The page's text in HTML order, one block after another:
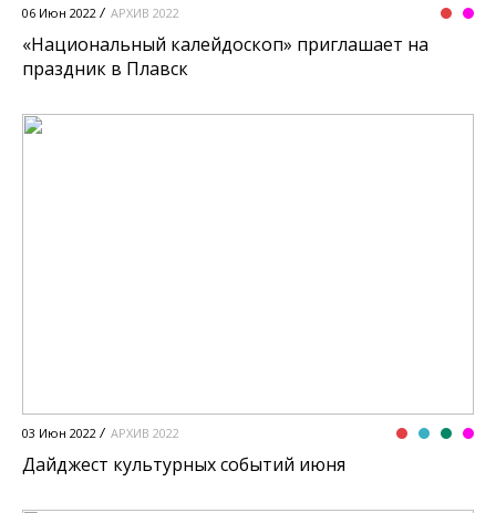
06 Июн 2022 АРХИВ 2022
«Национальный калейдоскоп» приглашает на
праздник в Плавск
03 Июн 2022 АРХИВ 2022
Дайджест культурных событий июня